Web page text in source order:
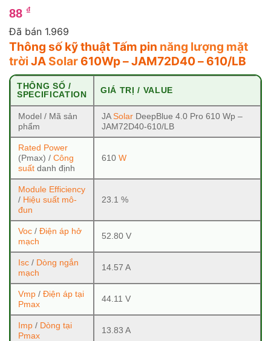
trên 5
dựa trên
đánh giá
88 ₫
Đã bán 1.969
Thông số kỹ thuật Tấm pin năng lượng mặt
trời JA Solar 610Wp – JAM72D40 – 610/LB
THÔNG SỐ /
SPECIFICATION
GIÁ TRỊ / VALUE
Model / Mã sản
phẩm
JA Solar DeepBlue 4.0 Pro 610 Wp –
JAM72D40-610/LB
Rated Power
(Pmax) / Công
suất danh định
610 W
Module Efficiency
/ Hiệu suất mô-
đun
23.1 %
Voc / Điện áp hở
mạch
52.80 V
Isc / Dòng ngắn
mạch
14.57 A
Vmp / Điện áp tại
Pmax
44.11 V
Imp / Dòng tại
Pmax
13.83 A